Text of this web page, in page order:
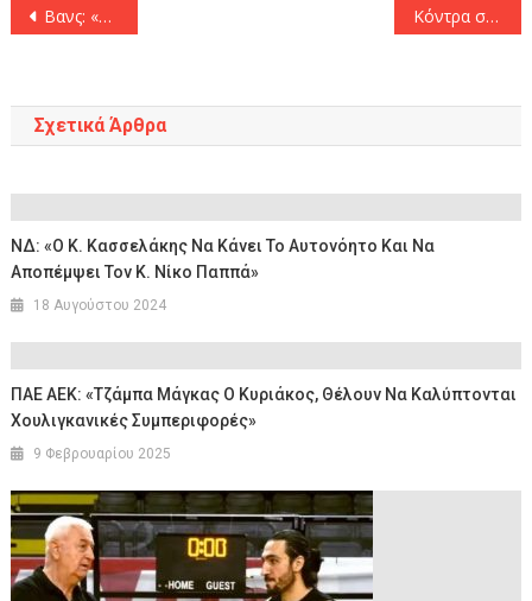
Πλοήγηση
Βανς: «Πρόοδος στις διαπραγματεύσεις με το Ιράν» Κόντρα στην Φενέρ ο ημιτελικός για τον Ολυμπιακό
Σχετικά Άρθρα
ΝΔ: «Ο Κ. Κασσελάκης Να Κάνει Το Αυτονόητο Και Να
Αποπέμψει Τον Κ. Νίκο Παππά»
18 Αυγούστου 2024
ΠΑΕ ΑΕΚ: «Τζάμπα Μάγκας Ο Κυριάκος, Θέλουν Να Καλύπτονται
Χουλιγκανικές Συμπεριφορές»
9 Φεβρουαρίου 2025